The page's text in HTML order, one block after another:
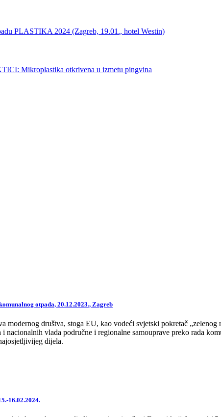
PLASTIKA 2024 (Zagreb, 19.01., hotel Westin)
Mikroplastika otkrivena u izmetu pingvina
otpada, 20.12.2023., Zagreb
modernog društva, stoga EU, kao vodeći svjetski pokretač
nacionalnih vlada područne i regionalne samouprave preko rada
dijela.
16.02.2024.